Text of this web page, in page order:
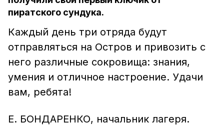
пиратского сундука.
Каждый день три отряда будут
отправляться на Остров и привозить с
него различные сокровища: знания,
умения и отличное настроение. Удачи
вам, ребята!
Е. БОНДАРЕНКО, начальник лагеря.